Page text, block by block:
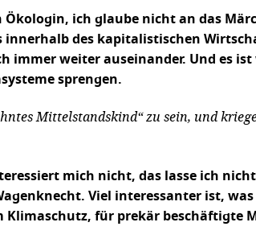
Ökologin, ich glaube nicht an das
innerhalb des kapitalistischen
immer weiter auseinander. Und es
sprengen.
Mittelstandskind“ zu sein, und
mich nicht, das lasse ich
Viel interessanter ist,
Klimaschutz, für prekär beschäftigte